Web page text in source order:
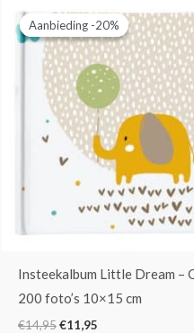
Aanbieding -20%
Aanbieding -20%
Insteekalbum Little Dream –
200 foto’s 10×15 cm
€14,95
prijs
was:
€14,95.
€11,95
prijs
is:
€11,95.